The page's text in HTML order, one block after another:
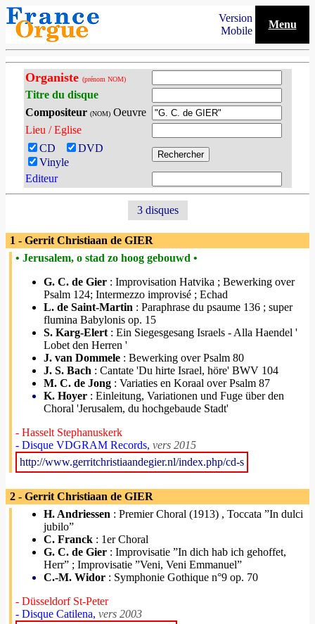
Version
Mobile
Menu
Organiste (prénom NOM)
Titre du disque
Compositeur (NOM)Oeuvre
Lieu / Eglise
CD
DVD
Vinyle
Editeur
3 disques
1 - Gerrit Christiaan de GIER
• Jerusalem, o stad zo hoog gebouwd •
G. C. de Gier : Improvisation Hatvika ; Bewerking over
Psalm 124; Intermezzo improvisé ; Echad
L. de Saint-Martin : Paraphrase du psaume 136 ; super
flumina Babylonis op. 15
S. Karg-Elert : Ein Siegesgesang Israels - Alla Haendel '
Lobet den Herren '
J. van Dommele : Bewerking over Psalm 80
J. S. Bach : Cantate 'Du hirte Israel, höre' BWV 104
M. C. de Jong : Variaties en Koraal over Psalm 87
K. Hoyer : Einleitung, Variationen und Fuge über den
Choral 'Jerusalem, du hochgebaude Stadt'
- Hasselt Stephanuskerk
- Disque VDGRAM Records, vers 2015
http://www.gerritchristiaandegier.nl/index.php/cd-s
2 - Gerrit Christiaan de GIER
H. Andriessen : Premier Choral (1913) , Toccata ”In dulci
jubilo”
C. Franck : 1er Choral
G. C. de Gier : Improvisatie ”In dich hab ich gehoffet,
Herr” ; Improvisatie ”Veni, Veni Emmanuel”
C.-M. Widor : Symphonie Gothique n°9 op. 70
- Düsseldorf St-Peter
- Disque Catilena, vers 2003